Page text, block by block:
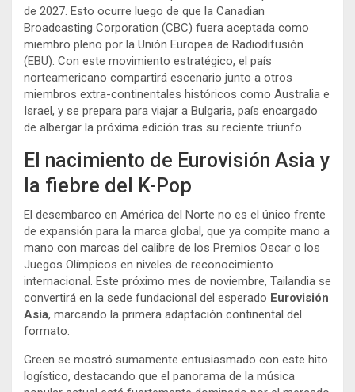
de 2027. Esto ocurre luego de que la Canadian
Broadcasting Corporation (CBC) fuera aceptada como
miembro pleno por la Unión Europea de Radiodifusión
(EBU). Con este movimiento estratégico, el país
norteamericano compartirá escenario junto a otros
miembros extra-continentales históricos como Australia e
Israel, y se prepara para viajar a Bulgaria, país encargado
de albergar la próxima edición tras su reciente triunfo.
El nacimiento de Eurovisión Asia y
la fiebre del K-Pop
El desembarco en América del Norte no es el único frente
de expansión para la marca global, que ya compite mano a
mano con marcas del calibre de los Premios Oscar o los
Juegos Olímpicos en niveles de reconocimiento
internacional. Este próximo mes de noviembre, Tailandia se
convertirá en la sede fundacional del esperado Eurovisión
Asia, marcando la primera adaptación continental del
formato.
Green se mostró sumamente entusiasmado con este hito
logístico, destacando que el panorama de la música